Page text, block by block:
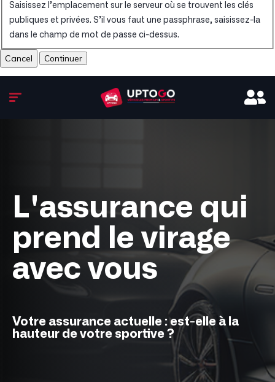
Saisissez l’emplacement sur le serveur où se trouvent les clés
publiques et privées. S’il vous faut une passphrase, saisissez-la
dans le champ de mot de passe ci-dessus.
Cancel
L'assurance qui
prend le virage
avec vous
Votre assurance actuelle : est-elle à la
hauteur de votre sportive ?